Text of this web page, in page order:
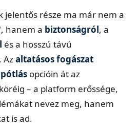
jelentős része ma már nem a
hanem a biztonságról, a
és a hosszú távú
Azaltatásos fogászat
opcióin át az
– a platform erőssége,
nevez meg, hanem
is ad.